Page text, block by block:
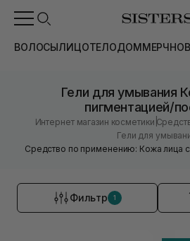
ВОЛОСЫЛИЦОТЕЛОДОММЕРЧ
Гели для умывания
пигментацией/
Интернет магазин косметики |
Гели для
Средство по применению: Кожа лица с
Фильтр 1